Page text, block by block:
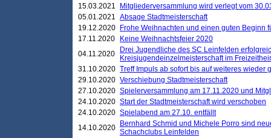
15.03.2021
Mitgliederversammlung wird verlegt vom
05.01.2021 Absage Stadtmeisterschaft
19.12.2020
Frohe Weihnachten und einen guten Beginn
17.11.2020
Keine Weihnachtsfeier 2020
04.11.2020
Drei Jugendliche des SC Leinfelden
Kreisjugendeinzelmeisterschaft im
31.10.2020 Treff Impuls ab sofort bis auf weiteres wieder
29.10.2020 Verschiebung Stadtmeisterschaft
27.10.2020 Spielerversammlung am 17.11.2020 und
24.10.2020 Start der Stadtmeisterschaft wird verschoben
24.10.2020 Spielabend am 27.10. entfällt
14.10.2020
Bernhard Schmid und Michele Porro sind
Schachclubs Leinfelden